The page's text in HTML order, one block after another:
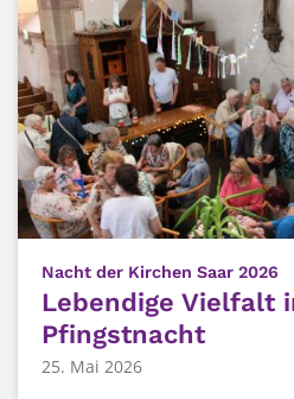
Nacht der Kirchen Saar 2026
Lebendige Vielfalt
Pfingstnacht
25. Mai 2026